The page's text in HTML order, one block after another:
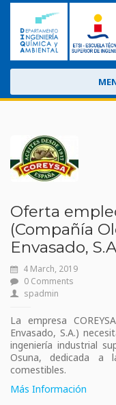
Oferta
(Compañía
Envasado,
4 March, 2019
0 Comments
spadmin
La empresa
Envasado, S.A.)
ingeniería industrial
Osuna, dedicada a
comestibles.
Más Información